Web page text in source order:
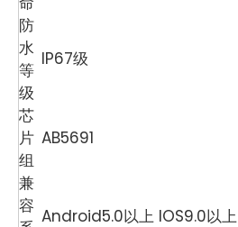
防
水
等
级
IP67级
芯
片
组
AB5691
兼
容 Android5.0以上 IOS9.0以上